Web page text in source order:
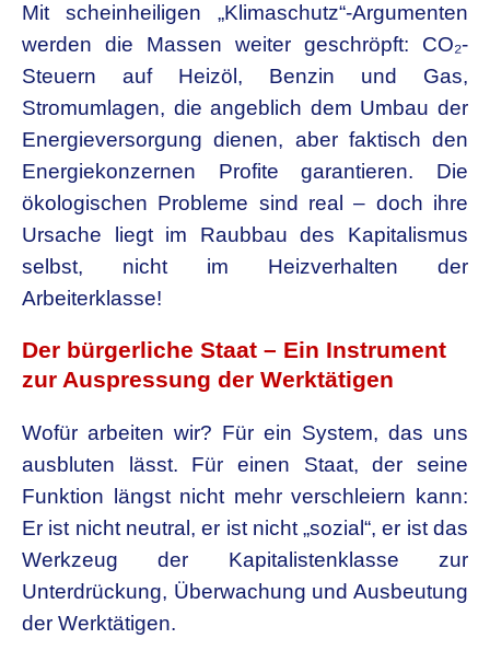
Mit scheinheiligen „Klimaschutz“-Argumenten
werden die Massen weiter geschröpft: CO₂-
Steuern auf Heizöl, Benzin und Gas,
Stromumlagen, die angeblich dem Umbau der
Energieversorgung dienen, aber faktisch den
Energiekonzernen Profite garantieren. Die
ökologischen Probleme sind real – doch ihre
Ursache liegt im Raubbau des Kapitalismus
selbst, nicht im Heizverhalten der
Arbeiterklasse!
Der bürgerliche Staat – Ein Instrument
zur Auspressung der Werktätigen
Wofür arbeiten wir? Für ein System, das uns
ausbluten lässt. Für einen Staat, der seine
Funktion längst nicht mehr verschleiern kann:
Er ist nicht neutral, er ist nicht „sozial“, er ist das
Werkzeug der Kapitalistenklasse zur
Unterdrückung, Überwachung und Ausbeutung
der Werktätigen.